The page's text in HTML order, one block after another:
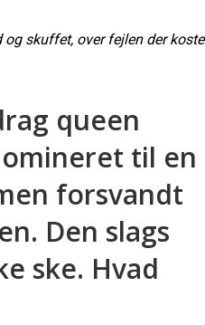
og skuffet, over fejlen der
queen
til en
forsvandt
Den slags
ske. Hvad